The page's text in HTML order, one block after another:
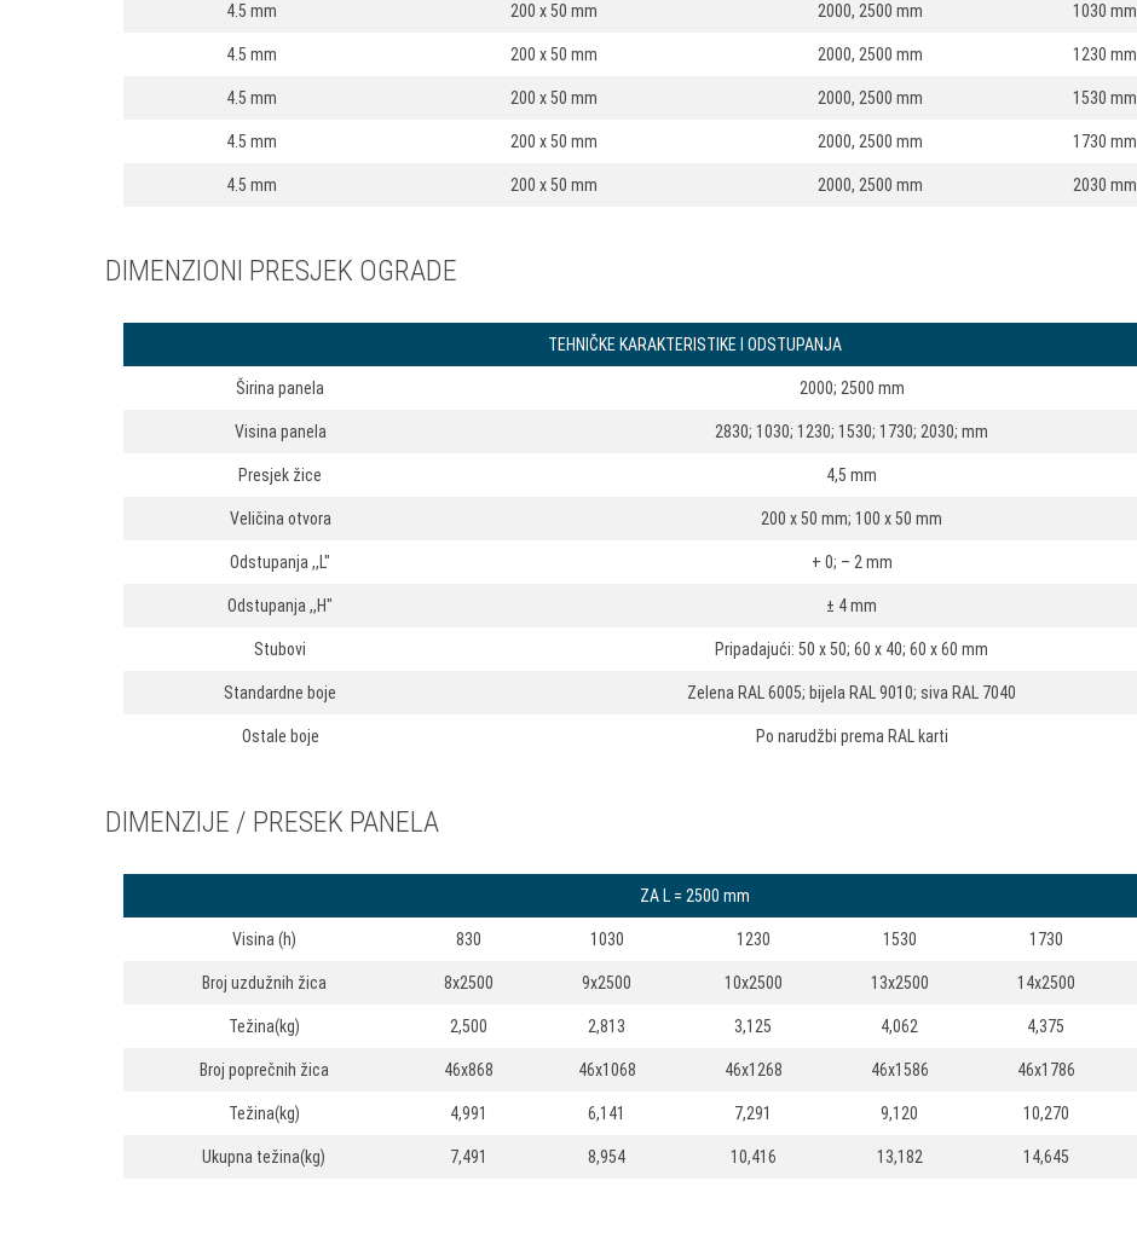
4.5 mm 200 x 50 mm 2000, 2500 mm 1030 mm
4.5 mm 200 x 50 mm 2000, 2500 mm 1230 mm
4.5 mm 200 x 50 mm 2000, 2500 mm 1530 mm
4.5 mm 200 x 50 mm 2000, 2500 mm 1730 mm
4.5 mm 200 x 50 mm 2000, 2500 mm 2030 mm
DIMENZIONI PRESJEK OGRADE
TEHNIČKE KARAKTERISTIKE I ODSTUPANJA
Širina panela 2000; 2500 mm
Visina panela 2830; 1030; 1230; 1530; 1730; 2030; mm
Presjek žice 4,5 mm
Veličina otvora 200 x 50 mm; 100 x 50 mm
Odstupanja ,,L″ + 0; – 2 mm
Odstupanja ,,H″ ± 4 mm
Stubovi Pripadajući: 50 x 50; 60 x 40; 60 x 60 mm
Standardne boje Zelena RAL 6005; bijela RAL 9010; siva RAL 7040
Ostale boje Po narudžbi prema RAL karti
DIMENZIJE / PRESEK PANELA
ZA L = 2500 mm
Visina (h) 830 1030 1230 1530 1730
Broj uzdužnih žica 8x2500 9x2500 10x2500 13x2500 14x2500
Težina(kg) 2,500 2,813 3,125 4,062 4,375
Broj poprečnih žica 46x868 46x1068 46x1268 46x1586 46x1786
Težina(kg) 4,991 6,141 7,291 9,120 10,270
Ukupna težina(kg) 7,491 8,954 10,416 13,182 14,645